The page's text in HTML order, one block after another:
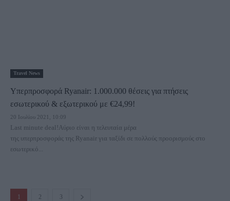
Travel News
Υπερπροσφορά Ryanair: 1.000.000 θέσεις για πτήσεις
εσωτερικού & εξωτερικού με €24,99!
20 Ιουλίου 2021, 10:09
Last minute deal!Αύριο είναι η τελευταία μέρα
της υπερπροσφοράς της Ryanair για ταξίδι σε πολλούς προορισμούς στο
εσωτερικό...
1 2 3